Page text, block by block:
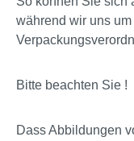
während wir uns
Bitte beachten Sie !
Dass Abbildungen